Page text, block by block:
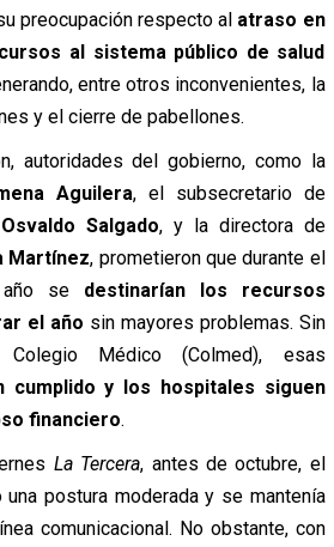
preocupación respecto al atraso en
al sistema público de salud
entre otros inconvenientes, la
y el cierre de pabellones.
autoridades del gobierno, como la
Aguilera, el subsecretario de
Osvaldo Salgado, y la directora de
Martínez, prometieron que durante el
sedestinarían los recursos
el año sin mayores problemas. Sin
Médico (Colmed), esas
cumplido y los hospitales siguen
financiero.
La Tercera, antes de octubre, el
postura moderada y se mantenía
comunicacional. No obstante, con